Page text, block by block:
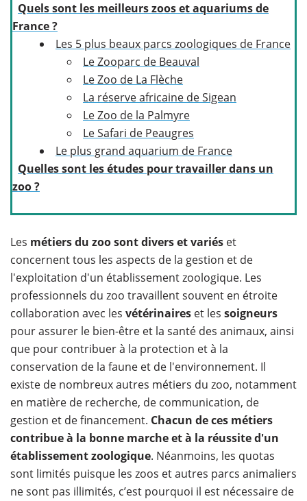
Quels sont les meilleurs zoos et aquariums de
France ?
Les 5 plus beaux parcs zoologiques de France
Le Zooparc de Beauval
Le Zoo de La Flèche
La réserve africaine de Sigean
Le Zoo de la Palmyre
Le Safari de Peaugres
Le plus grand aquarium de France
Quelles sont les études pour travailler dans un
zoo ?
​Les métiers du zoo sont divers et variés et
concernent tous les aspects de la gestion et de
l'exploitation d'un établissement zoologique. Les
professionnels du zoo travaillent souvent en étroite
collaboration avec les vétérinaires et les soigneurs
pour assurer le bien-être et la santé des animaux, ainsi
que pour contribuer à la protection et à la
conservation de la faune et de l'environnement. Il
existe de nombreux autres métiers du zoo, notamment
en matière de recherche, de communication, de
gestion et de financement. Chacun de ces métiers
contribue à la bonne marche et à la réussite d'un
établissement zoologique. Néanmoins, les quotas
sont limités puisque les zoos et autres parcs animaliers
ne sont pas illimités, c’est pourquoi il est nécessaire de